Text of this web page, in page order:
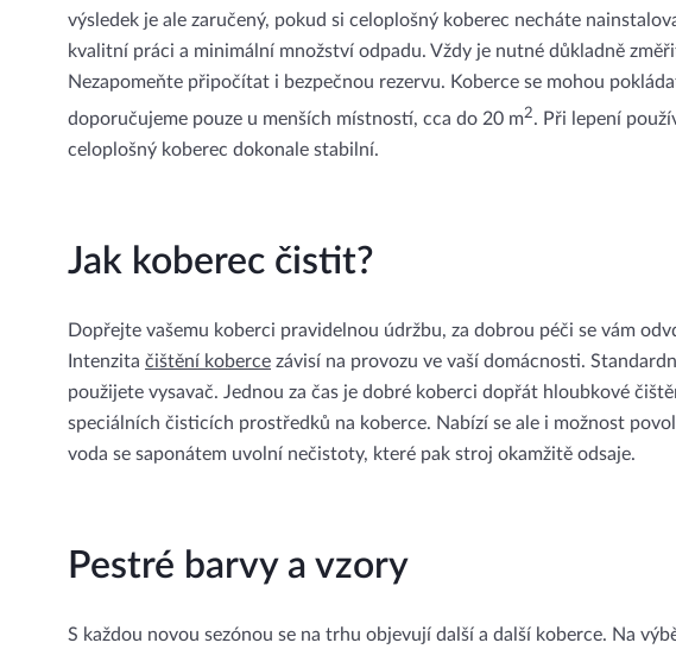
výsledek je ale zaručený, pokud si celoplošný koberec necháte
kvalitní práci a minimální množství odpadu. Vždy je nutné důkladně
Nezapomeňte připočítat i bezpečnou rezervu. Koberce se mohou
doporučujeme pouze u menších místností, cca do 20 m2. Při lepení
celoplošný koberec dokonale stabilní.
Jak koberec čistit?
Dopřejte vašemu koberci pravidelnou údržbu, za dobrou péči se vám
Intenzita čištění koberce závisí na provozu ve vaší domácnosti.
použijete vysavač. Jednou za čas je dobré koberci dopřát hloubkové
speciálních čisticích prostředků na koberce. Nabízí se ale i možnost
voda se saponátem uvolní nečistoty, které pak stroj okamžitě odsaje.
Pestré barvy a vzory
S každou novou sezónou se na trhu objevují další a další koberce. Na